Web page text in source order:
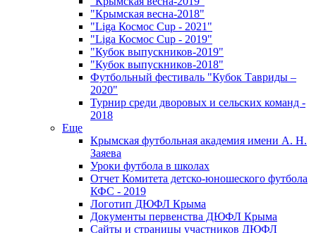
"Крымская весна-2018"
"Liga Космос Cup - 2021"
"Liga Космос Cup - 2019"
"Кубок выпускников-2019"
"Кубок выпускников-2018"
Футбольный фестиваль "Кубок Тавриды –
2020"
Турнир среди дворовых и сельских команд -
2018
Еще
Крымская футбольная академия имени А. Н.
Заяева
Уроки футбола в школах
Отчет Комитета детско-юношеского футбола
КФС - 2019
Логотип ДЮФЛ Крыма
Документы первенства ДЮФЛ Крыма
Сайты и страницы участников ДЮФЛ